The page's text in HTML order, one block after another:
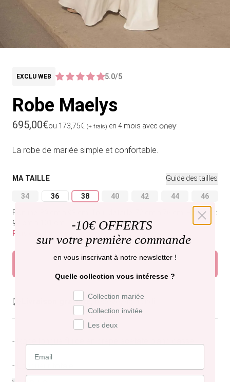
EXCLU WEB 5.0/5
Robe Maelys
Prix habituel
695,00€ou 173,75€ (+ frais) en 4 mois avec
La robe de mariée simple et confortable.
MA TAILLE Guide des tailles
34
Variante épuisée ou indisponible
36
Variante épuisée ou indisponible
38
Variante épuisée ou indisponible
40
Variante épuisée ou indisponible
42
Variante épuisée ou
44
Variante
46
Poitrine: 89 cm à 93 cm.
Hanches:
97 cm à 101 cm.
Plus que 1 modèle disponible
Livraison gratuite,recevez-la mardi .
- Robe longue fluide en crêpe acétate blanc cassé
- Longueur totale...
-10€ OFFERTS
sur votre première commande
en vous inscrivant à notre newsletter !
Quelle collection vous intéresse ?
Préférence de collection
Collection mariée
Collection invitée
Les deux